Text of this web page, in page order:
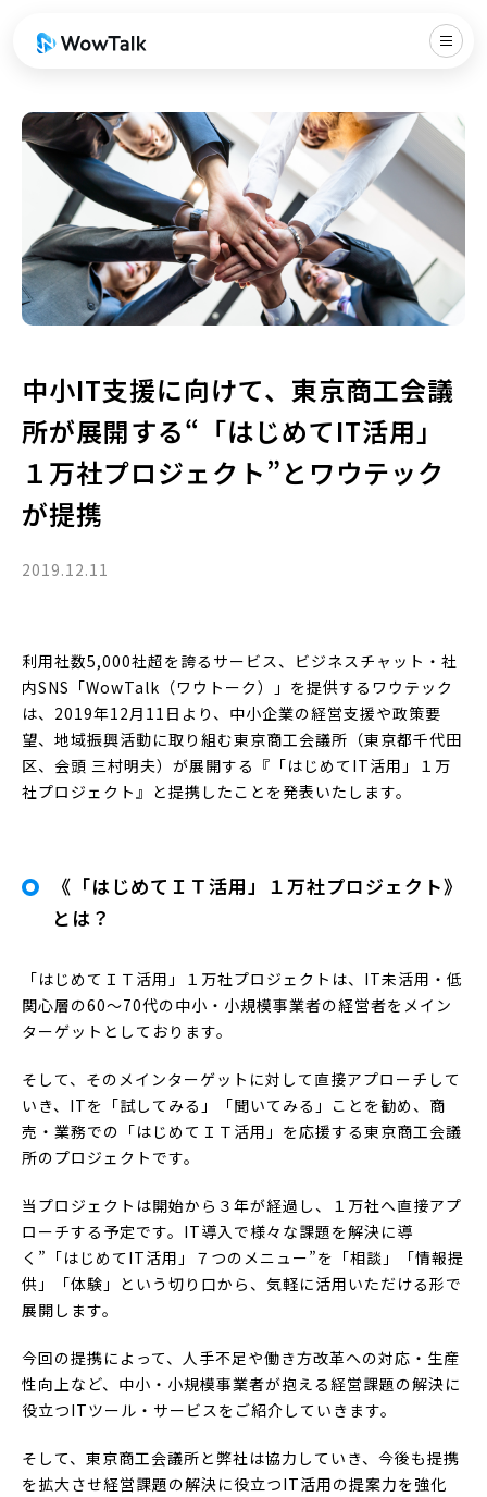
中小IT支援に向けて、東京商工会議
所が展開する“「はじめてIT活用」
１万社プロジェクト”とワウテック
が提携
2019.12.11
利用社数5,000社超を誇るサービス、ビジネスチャット・社
内SNS「WowTalk（ワウトーク）」を提供するワウテック
は、2019年12月11日より、中小企業の経営支援や政策要
望、地域振興活動に取り組む東京商工会議所（東京都千代田
区、会頭 三村明夫）が展開する『「はじめてIT活用」１万
社プロジェクト』と提携したことを発表いたします。
《「はじめてＩＴ活用」１万社プロジェクト》
とは？
「はじめてＩＴ活用」１万社プロジェクトは、IT未活用・低
関心層の60～70代の中小・小規模事業者の経営者をメイン
ターゲットとしております。
そして、そのメインターゲットに対して直接アプローチして
いき、ITを「試してみる」「聞いてみる」ことを勧め、商
売・業務での「はじめてＩＴ活用」を応援する東京商工会議
所のプロジェクトです。
当プロジェクトは開始から３年が経過し、１万社へ直接アプ
ローチする予定です。IT導入で様々な課題を解決に導
く”「はじめてIT活用」７つのメニュー”を「相談」「情報提
供」「体験」という切り口から、気軽に活用いただける形で
展開します。
今回の提携によって、人手不足や働き方改革への対応・生産
性向上など、中小・小規模事業者が抱える経営課題の解決に
役立つITツール・サービスをご紹介していきます。
そして、東京商工会議所と弊社は協力していき、今後も提携
を拡大させ経営課題の解決に役立つIT活用の提案力を強化